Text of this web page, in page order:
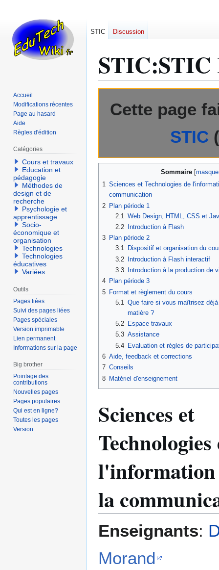
STIC:STIC
Cette page
STIC (
Sommaire
1 Sciences et Technologies de
communication
2 Plan période 1
2.1
Web Design, HTML, CSS et
2.2
Introduction à Flash
3 Plan période 2
3.1
Dispositif et organisation du
3.2
Introduction à Flash interactif
3.3
Introduction à la production de
4 Plan période 3
5 Format et règlement du cours
5.1 Que faire si vous maîtrisez
matière ?
5.2
Espace travaux
5.3 Assistance
5.4 Evaluation et règles de
6 Aide, feedback et corrections
7 Conseils
8 Matériel d'enseignement
Sciences et
Technologies
l'information
la
Enseignants:
Morand
STIC Discussion
Accueil
Modifications récentes
Page au hasard
Aide
Règles d'édition
Catégories
Cours et travaux
Education et
pédagogie
Méthodes de
design et de
recherche
Psychologie et
apprentissage
Socio-
économique et
organisation
Technologies
Technologies
éducatives
Variées
Outils
Pages liées
Suivi des pages liées
Pages spéciales
Version imprimable
Lien permanent
Informations sur la page
Big brother
Pointage des
contributions
Nouvelles pages
Pages populaires
Qui est en ligne?
Toutes les pages
Version